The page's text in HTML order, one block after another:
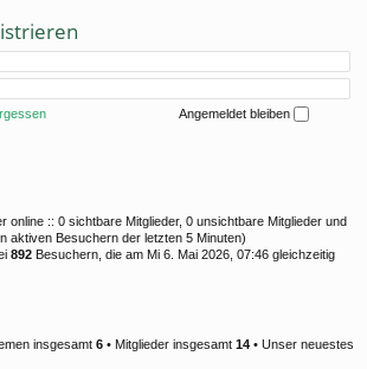
Angemeldet bleiben
online :: 0 sichtbare Mitglieder, 0 unsichtbare Mitglieder und
aktiven Besuchern der letzten 5 Minuten)
892 Besuchern, die am Mi 6. Mai 2026, 07:46 gleichzeitig
insgesamt 6 • Mitglieder insgesamt 14 • Unser neuestes